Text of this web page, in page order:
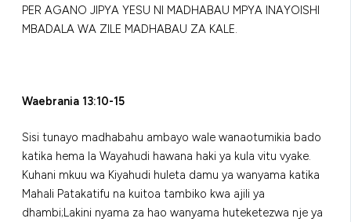
PER AGANO JIPYA YESU NI MADHABAU MPYA INAYOISHI
MBADALA WA ZILE MADHABAU ZA KALE.
Waebrania 13:10-15
Sisi tunayo madhabahu ambayo wale wanaotumikia bado
katika hema la Wayahudi hawana haki ya kula vitu vyake.
Kuhani mkuu wa Kiyahudi huleta damu ya wanyama katika
Mahali Patakatifu na kuitoa tambiko kwa ajili ya
dhambi;Lakini nyama za hao wanyama huteketezwa nje ya